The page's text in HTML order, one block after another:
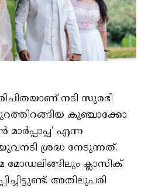
നടി സുരഭി
കുഞ്ചാക്കോ
എന്ന
ശ്രദ്ധ നേടുന്നത്.
ക്ലാസിക്
അതിലുപരി